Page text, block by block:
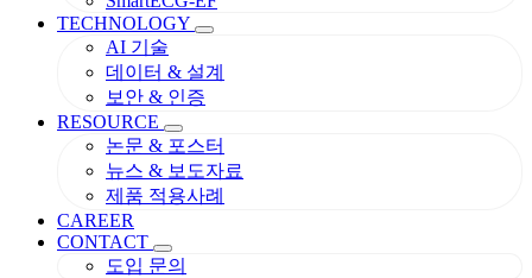
TECHNOLOGY
AI 기술
데이터 & 설계
보안 & 인증
RESOURCE
논문 & 포스터
뉴스 & 보도자료
제품 적용사례
CAREER
CONTACT
도입 문의